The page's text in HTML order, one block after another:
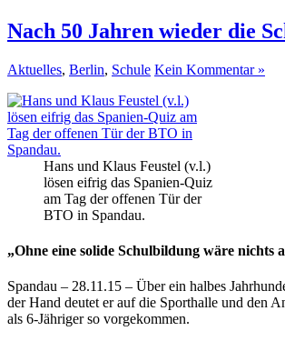
Nach 50 Jahren wieder die
Aktuelles, Berlin, Schule Kein Kommentar »
Hans und Klaus Feustel (v.l.)
lösen eifrig das Spanien-Quiz
am Tag der offenen Tür der
BTO in Spandau.
„Ohne eine solide Schulbildung wäre nichts
Spandau – 28.11.15 – Über ein halbes
der Hand deutet er auf die Sporthalle und den
als 6-Jähriger so vorgekommen.